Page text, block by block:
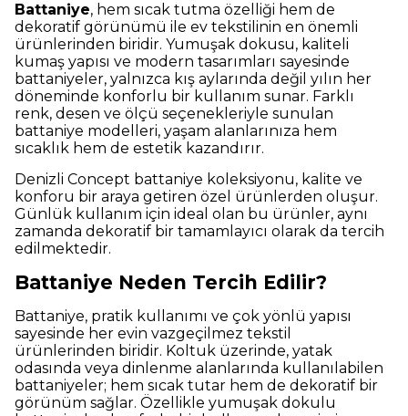
Battaniye, hem sıcak tutma özelliği hem de
dekoratif görünümü ile ev tekstilinin en önemli
ürünlerinden biridir. Yumuşak dokusu, kaliteli
kumaş yapısı ve modern tasarımları sayesinde
battaniyeler, yalnızca kış aylarında değil yılın her
döneminde konforlu bir kullanım sunar. Farklı
renk, desen ve ölçü seçenekleriyle sunulan
battaniye modelleri, yaşam alanlarınıza hem
sıcaklık hem de estetik kazandırır.
Denizli Concept battaniye koleksiyonu, kalite ve
konforu bir araya getiren özel ürünlerden oluşur.
Günlük kullanım için ideal olan bu ürünler, aynı
zamanda dekoratif bir tamamlayıcı olarak da tercih
edilmektedir.
Battaniye Neden Tercih Edilir?
Battaniye, pratik kullanımı ve çok yönlü yapısı
sayesinde her evin vazgeçilmez tekstil
ürünlerinden biridir. Koltuk üzerinde, yatak
odasında veya dinlenme alanlarında kullanılabilen
battaniyeler; hem sıcak tutar hem de dekoratif bir
görünüm sağlar. Özellikle yumuşak dokulu